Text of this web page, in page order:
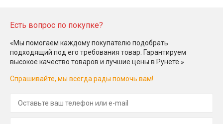
Есть вопрос по покупке?
«Мы помогаем каждому покупателю подобрать
подходящий под его требования товар. Гарантируем
высокое качество товаров и лучшие цены в Рунете.»
Спрашивайте, мы всегда рады помочь вам!